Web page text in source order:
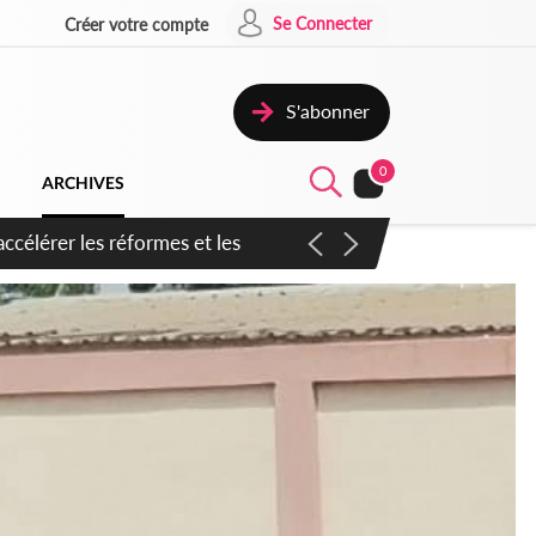
Créer votre compte Se Connecter
S'abonner
ARCHIVES
0
inspirer pour accélérer le